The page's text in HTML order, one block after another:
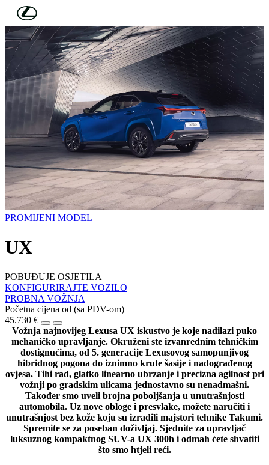
Skip to Main Content
PROMIJENI MODEL
UX
POBUĐUJE OSJETILA
KONFIGURIRAJTE VOZILO
PROBNA VOŽNJA
Početna cijena od (sa PDV-om)
45.730 €
Vožnja najnovijeg Lexusa UX iskustvo je koje nadilazi puko
mehaničko upravljanje. Okruženi ste izvanrednim tehničkim
dostignućima, od 5. generacije Lexusovog samopunjivog
hibridnog pogona do iznimno krute šasije i nadograđenog
ovjesa. Tihi rad, glatko linearno ubrzanje i precizna agilnost pri
vožnji po gradskim ulicama jednostavno su nenadmašni.
Također smo uveli brojna poboljšanja u unutrašnjosti
automobila. Uz nove obloge i presvlake, možete naručiti i
unutrašnjost bez kože koju su izradili majstori tehnike Takumi.
Spremite se za poseban doživljaj. Sjednite za upravljač
luksuznog kompaktnog SUV-a UX 300h i odmah ćete shvatiti
što smo htjeli reći.